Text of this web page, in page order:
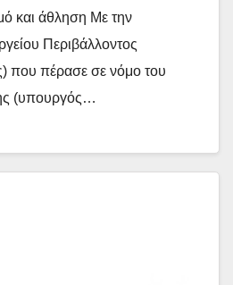
και άθληση Με την
Περιβάλλοντος
που πέρασε σε νόμο του
(υπουργός…